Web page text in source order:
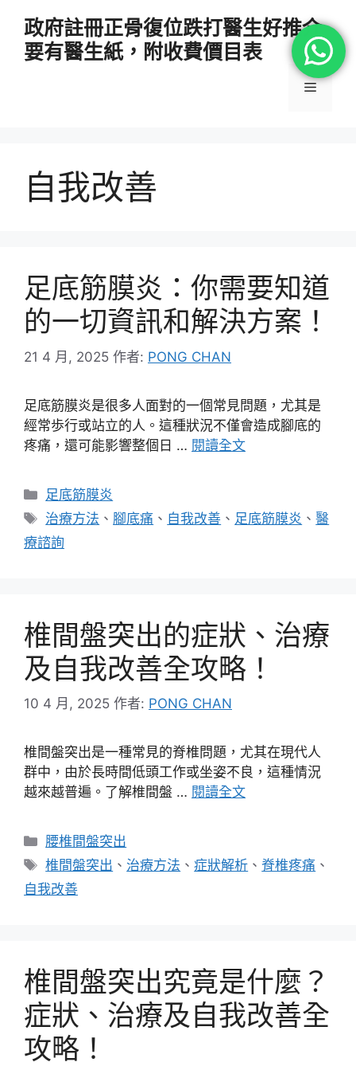
政府註冊正骨復位跌打醫生好推介
要有醫生紙，附收費價目表
選
自我改善
足底筋膜炎：你需要知道
的一切資訊和解決方案！
21 4 月, 2025 作者: PONG CHAN
足底筋膜炎是很多人面對的一個常見問題，尤其是
經常歩行或站立的人。這種狀況不僅會造成腳底的
疼痛，還可能影響整個日 … 閱讀全文
分
類
足底筋膜炎
標
籤
治療方法 、 腳底痛 、 自我改善 、 足底筋膜炎 、醫
療諮詢
椎間盤突出的症狀、治療
及自我改善全攻略！
10 4 月, 2025 作者: PONG CHAN
椎間盤突出是一種常見的脊椎問題，尤其在現代人
群中，由於長時間低頭工作或坐姿不良，這種情況
越來越普遍。了解椎間盤 … 閱讀全文
分
類
腰椎間盤突出
標
籤
椎間盤突出 、 治療方法 、症狀解析 、脊椎疼痛 、
自我改善
椎間盤突出究竟是什麼？
症狀、治療及自我改善全
攻略！